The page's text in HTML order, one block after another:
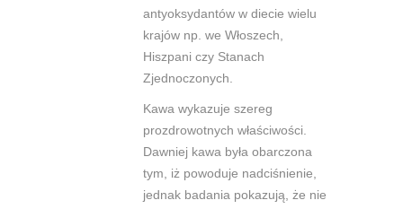
antyoksydantów w diecie wielu
krajów np. we Włoszech,
Hiszpani czy Stanach
Zjednoczonych.
Kawa wykazuje szereg
prozdrowotnych właściwości.
Dawniej kawa była obarczona
tym, iż powoduje nadciśnienie,
jednak badania pokazują, że nie